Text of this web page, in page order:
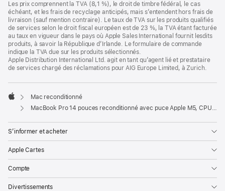
Les prix comprennent la TVA (8,1 %), le droit de timbre fédéral, le cas
échéant, et les frais de recyclage anticipés, mais s’entendent hors frais de
livraison (sauf mention contraire). Le taux de TVA sur les produits qualifiés
de services selon le droit fiscal européen est de 23 %, la TVA étant facturée
au taux en vigueur dans le pays où Apple Sales International fournit lesdits
produits, à savoir la République d’Irlande. Le formulaire de commande
indique la TVA due sur les produits sélectionnés.
Apple Distribution International Ltd. agit en tant qu’agent lié et prestataire
de services chargé des réclamations pour AIG Europe Limited, à Zurich.
Apple
Mac reconditionné
MacBook Pro 14 pouces reconditionné avec puce Apple M5, CPU 10 cœurs, GPU 10 cœurs et écran nano-texturé - Noir sidéral
S’informer et acheter
Apple Cartes
Compte
Divertissements